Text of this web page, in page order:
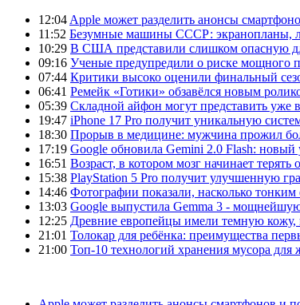
12:04 Apple может разделить анонсы
11:52 Безумные машины СССР: экранопланы,
10:29 В США представили слишком опасную
09:16 Ученые предупредили о риске мощного
07:44 Критики высоко оценили финальный
06:41 Ремейк «Готики» обзавёлся новым
05:39 Складной айфон могут представить уже
19:47 iPhone 17 Pro получит уникальную
18:30 Прорыв в медицине: мужчина прожил
17:19 Google обновила Gemini 2.0 Flash:
16:51 Возраст, в котором мозг начинает терять
15:38 PlayStation 5 Pro получит улучшенную
14:46 Фотографии показали, насколько тонким
13:03 Google выпустила Gemma 3 -
12:25 Древние европейцы имели темную кожу,
21:01 Толокар для ребёнка: преимущества
21:00 Топ-10 технологий хранения мусора